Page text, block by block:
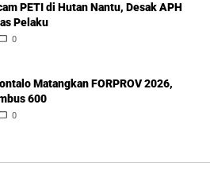
PETI di Hutan Nantu, Desak APH
Pelaku
0
Matangkan FORPROV 2026,
600
0